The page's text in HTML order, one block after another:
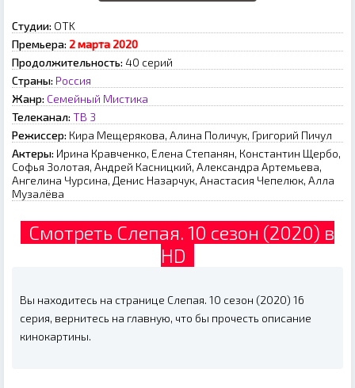
Студии: OTK
Премьера: 2 марта 2020
Продолжительность: 40 серий
Страны: Россия
Жанр: Семейный Мистика
Телеканал: ТВ 3
Режиссер: Кира Мещерякова, Алина Поличук, Григорий Пичул
Актеры: Ирина Кравченко, Елена Степанян, Константин Щербо,
Софья Золотая, Андрей Касницкий, Александра Артемьева,
Ангелина Чурсина, Денис Назарчук, Анастасия Чепелюк, Алла
Музалёва
Смотреть Слепая. 10 сезон (2020) в
HD
Вы находитесь на странице Слепая. 10 сезон (2020) 16
серия, вернитесь на главную, что бы прочесть описание
кинокартины.